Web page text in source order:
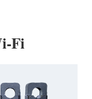
Fi